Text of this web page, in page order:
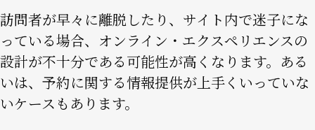
訪問者が早々に離脱したり、サイト内で迷子にな
っている場合、オンライン・エクスペリエンスの
設計が不十分である可能性が高くなります。ある
いは、予約に関する情報提供が上手くいっていな
いケースもあります。